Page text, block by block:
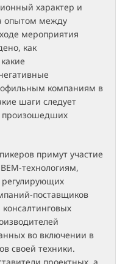
характер и
опытом между
мероприятия
как
компаниям в
шаги следует
произошедших
примут участие
технологиям,
поставщиков
во включении в
своей техники.